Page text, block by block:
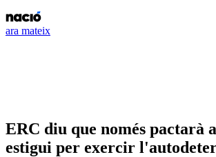
ara mateix
ERC diu que només pactarà
estigui per exercir